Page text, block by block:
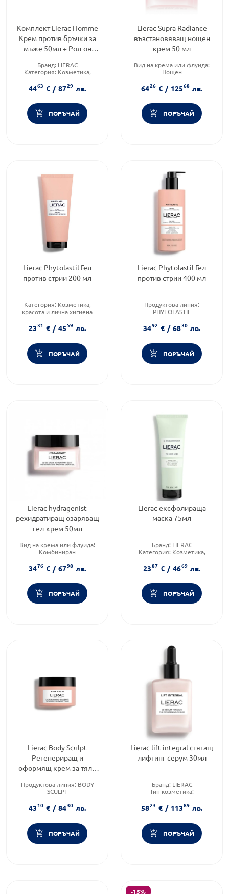
Комплект Lierac Homme
Крем против бръчки за
мъже 50мл + Рол-он
Несесер
Бранд: LIERAC
Категория: Козметика,
Форма на продукта:
комплект
4463 € / 8729 лв.
ПОРЪЧАЙ
Lierac Supra Radiance
възстановяващ нощен
крем 50 мл
Вид на крема или флуида:
Нощен
Дермокозметика
Форма на продукта:крем
6426 € / 12568 лв.
ПОРЪЧАЙ
Lierac Phytolastil Гел
против стрии 200 мл
Категория: Козметика,
красота и лична хигиена
PHYTOLASTIL
Тип козметика:
2331 € / 4559 лв.
ПОРЪЧАЙ
Lierac Phytolastil Гел
против стрии 400 мл
Продуктова линия:
PHYTOLASTIL
Дермокозметика
Тип продукт:
Гел
3492 € / 6830 лв.
ПОРЪЧАЙ
Lierac hydragenist
рехидратиращ озаряващ
гел-крем 50мл
Вид на крема или флуида:
Комбиниран
HYDRAGENIST
Форма на продукта:крем
3476 € / 6798 лв.
ПОРЪЧАЙ
Lierac ексфолираща
маска 75мл
Бранд: LIERAC
Категория: Козметика,
Форма на продукта:маска
2387 € / 4669 лв.
ПОРЪЧАЙ
Lierac Body Sculpt
Регенериращ и
оформящ крем за тяло
Продуктова линия: BODY
SCULPT
Дермокозметика
Форма на продукта:крем
4310 € / 8430 лв.
ПОРЪЧАЙ
Lierac lift integral стягащ
лифтинг серум 30мл
Бранд: LIERAC
Тип козметика:
Форма на продукта: серум
5823 € / 11389 лв.
ПОРЪЧАЙ
-15%